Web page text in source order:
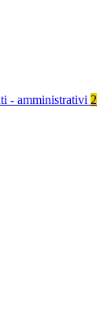
- amministrativi 2